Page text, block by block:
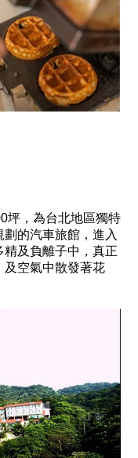
坪，為台北地區獨特
的汽車旅館，進入
及負離子中，真正
及空氣中散發著花